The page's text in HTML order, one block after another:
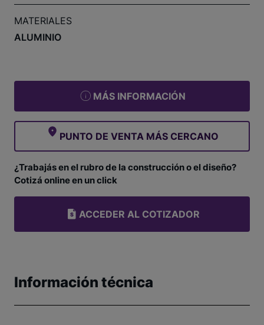
MATERIALES
ALUMINIO
MÁS INFORMACIÓN
PUNTO DE VENTA MÁS CERCANO
¿Trabajás en el rubro de la construcción o el diseño?
Cotizá online en un click
ACCEDER AL COTIZADOR
Información técnica